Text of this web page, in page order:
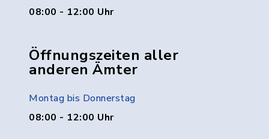
08:00 - 12:00 Uhr
Öffnungszeiten aller
anderen Ämter
Montag bis Donnerstag
08:00 - 12:00 Uhr